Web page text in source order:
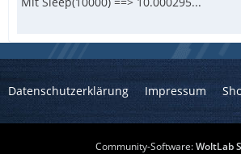
Datenschutzerklärung Impressum
Community-Software:WoltLab